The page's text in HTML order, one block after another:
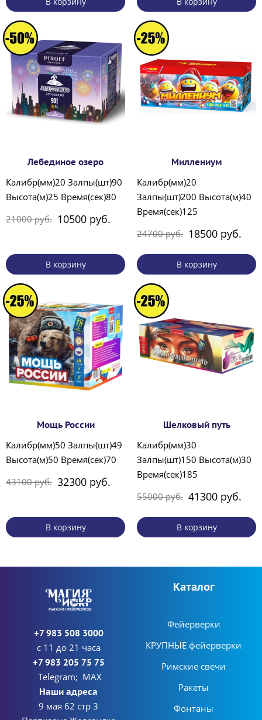
Лебединое озеро
Калибр(мм)20 Залпы(шт)90
Высота(м)25 Время(сек)80
21000 руб. 10500 руб.
В корзину
Миллениум
Калибр(мм)20
Залпы(шт)200 Высота(м)40
Время(сек)125
24700 руб. 18500 руб.
В корзину
Мощь России
Калибр(мм)50 Залпы(шт)49
Высота(м)50 Время(сек)70
43100 руб. 32300 руб.
В корзину
Шелковый путь
Калибр(мм)30
Залпы(шт)150 Высота(м)30
Время(сек)185
55000 руб. 41300 руб.
В корзину
+7 983 508 3000
с 11 до 21 часа
+7 983 205 75 75
Telegram; MAX
Наши адреса
9 мая 62 стр 3
Каталог
Фейерверки
КРУПНЫЕ фейерверки
Римские свечи
Ракеты
Фонтаны